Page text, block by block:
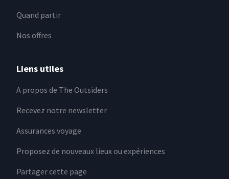
Quand partir
Nos offres
Liens utiles
A propos de The Outsiders
Recevez notre newsletter
Assurances voyage
Proposez de nouveaux lieux ou expériences
Partager cette page